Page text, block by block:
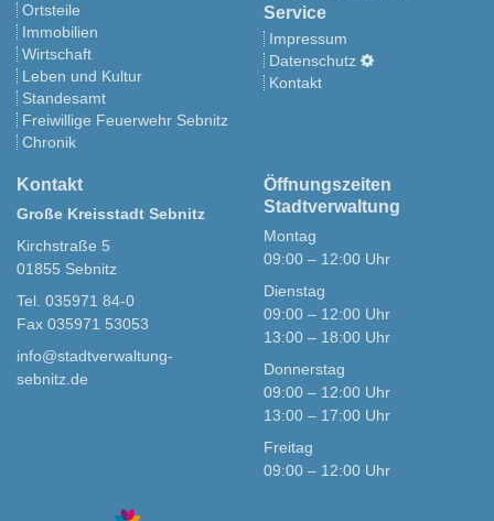
Ortsteile
Immobilien
Wirtschaft
Leben und Kultur
Standesamt
Freiwillige Feuerwehr Sebnitz
Chronik
Service
Impressum
Datenschutz
Kontakt
Kontakt
Große Kreisstadt Sebnitz
Kirchstraße 5
01855 Sebnitz
Tel. 035971 84-0
Fax 035971 53053
info@stadtverwaltung-
sebnitz.de
Öffnungszeiten
Stadtverwaltung
Montag
09:00 – 12:00 Uhr
Dienstag
09:00 – 12:00 Uhr
13:00 – 18:00 Uhr
Donnerstag
09:00 – 12:00 Uhr
13:00 – 17:00 Uhr
Freitag
09:00 – 12:00 Uhr